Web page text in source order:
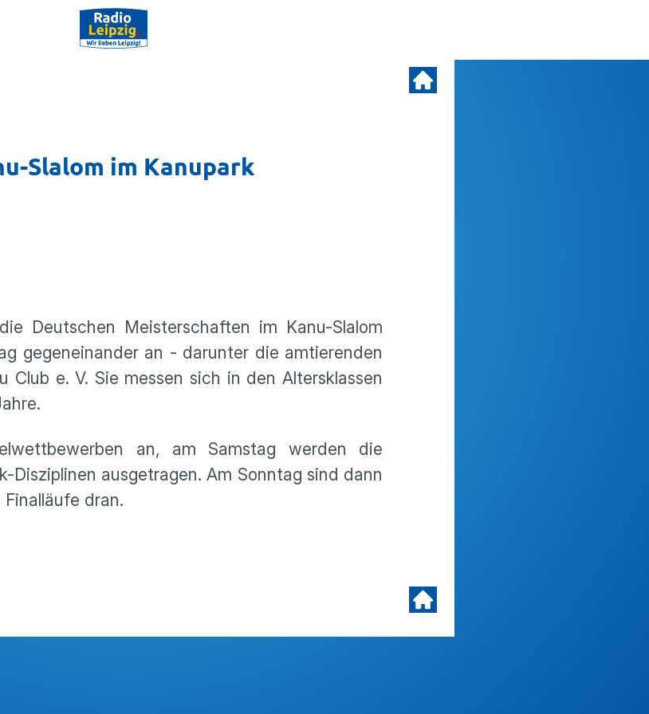
Slalom im Kanupark
Deutschen Meisterschaften im Kanu-Slalom
gegeneinander an - darunter die amtierenden
e. V. Sie messen sich in den Altersklassen
an, am Samstag werden die
ausgetragen. Am Sonntag sind dann
dran.